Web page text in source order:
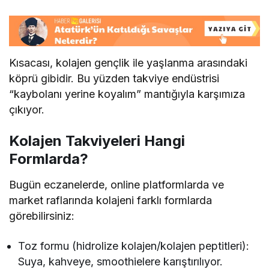
Kısacası, kolajen gençlik ile yaşlanma arasındaki
köprü gibidir. Bu yüzden takviye endüstrisi
“kaybolanı yerine koyalım” mantığıyla karşımıza
çıkıyor.
Kolajen Takviyeleri Hangi
Formlarda?
Bugün eczanelerde, online platformlarda ve
market raflarında kolajeni farklı formlarda
görebilirsiniz:
Toz formu (hidrolize kolajen/kolajen peptitleri):
Suya, kahveye, smoothielere karıştırılıyor.